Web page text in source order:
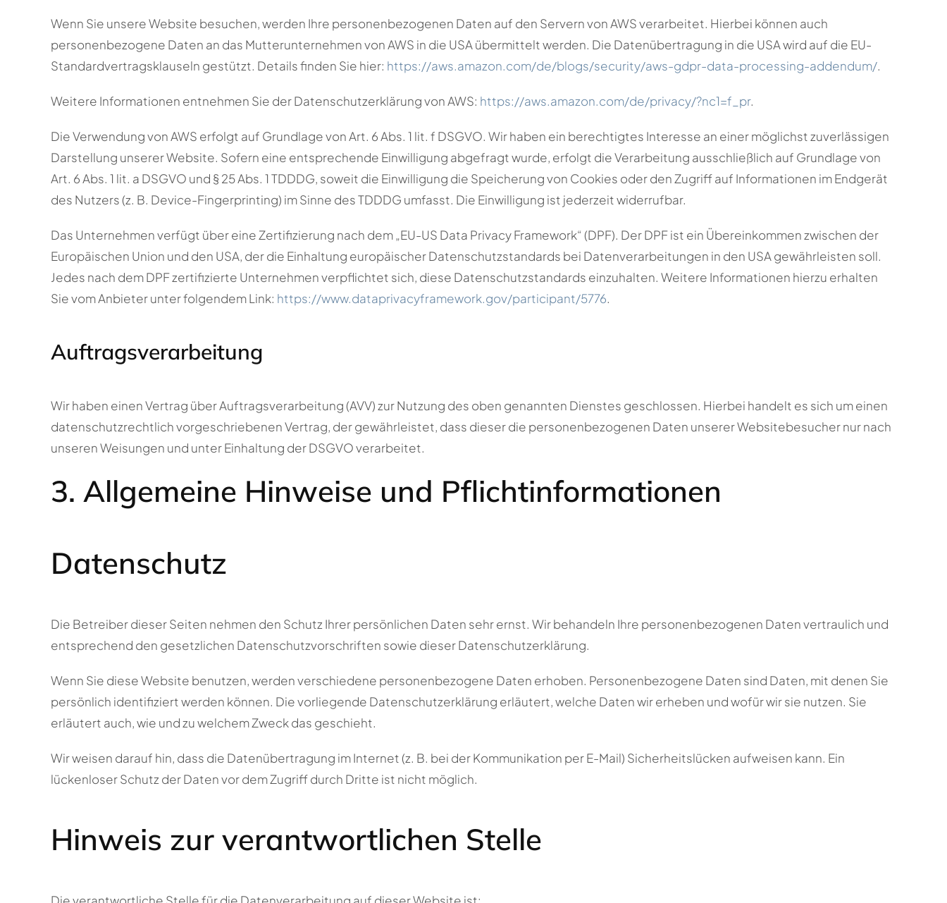
Wenn Sie unsere Website besuchen, werden Ihre personenbezogenen Daten auf den Servern von AWS verarbeitet. Hierbei können auch
personenbezogene Daten an das Mutterunternehmen von AWS in die USA übermittelt werden. Die Datenübertragung in die USA wird auf die EU-
Standardvertragsklauseln gestützt. Details finden Sie hier: https://aws.amazon.com/de/blogs/security/aws-gdpr-data-processing-addendum/.
Weitere Informationen entnehmen Sie der Datenschutzerklärung von AWS: https://aws.amazon.com/de/privacy/?nc1=f_pr.
Die Verwendung von AWS erfolgt auf Grundlage von Art. 6 Abs. 1 lit. f DSGVO. Wir haben ein berechtigtes Interesse an einer möglichst zuverlässigen
Darstellung unserer Website. Sofern eine entsprechende Einwilligung abgefragt wurde, erfolgt die Verarbeitung ausschließlich auf Grundlage von
Art. 6 Abs. 1 lit. a DSGVO und § 25 Abs. 1 TDDDG, soweit die Einwilligung die Speicherung von Cookies oder den Zugriff auf Informationen im Endgerät
des Nutzers (z. B. Device-Fingerprinting) im Sinne des TDDDG umfasst. Die Einwilligung ist jederzeit widerrufbar.
Das Unternehmen verfügt über eine Zertifizierung nach dem „EU-US Data Privacy Framework“ (DPF). Der DPF ist ein Übereinkommen zwischen der
Europäischen Union und den USA, der die Einhaltung europäischer Datenschutzstandards bei Datenverarbeitungen in den USA gewährleisten soll.
Jedes nach dem DPF zertifizierte Unternehmen verpflichtet sich, diese Datenschutzstandards einzuhalten. Weitere Informationen hierzu erhalten
Sie vom Anbieter unter folgendem Link: https://www.dataprivacyframework.gov/participant/5776.
Auftragsverarbeitung
Wir haben einen Vertrag über Auftragsverarbeitung (AVV) zur Nutzung des oben genannten Dienstes geschlossen. Hierbei handelt es sich um einen
datenschutzrechtlich vorgeschriebenen Vertrag, der gewährleistet, dass dieser die personenbezogenen Daten unserer Websitebesucher nur nach
unseren Weisungen und unter Einhaltung der DSGVO verarbeitet.
3. Allgemeine Hinweise und Pflicht­informationen
Datenschutz
Die Betreiber dieser Seiten nehmen den Schutz Ihrer persönlichen Daten sehr ernst. Wir behandeln Ihre personenbezogenen Daten vertraulich und
entsprechend den gesetzlichen Datenschutzvorschriften sowie dieser Datenschutzerklärung.
Wenn Sie diese Website benutzen, werden verschiedene personenbezogene Daten erhoben. Personenbezogene Daten sind Daten, mit denen Sie
persönlich identifiziert werden können. Die vorliegende Datenschutzerklärung erläutert, welche Daten wir erheben und wofür wir sie nutzen. Sie
erläutert auch, wie und zu welchem Zweck das geschieht.
Wir weisen darauf hin, dass die Datenübertragung im Internet (z. B. bei der Kommunikation per E-Mail) Sicherheitslücken aufweisen kann. Ein
lückenloser Schutz der Daten vor dem Zugriff durch Dritte ist nicht möglich.
Hinweis zur verantwortlichen Stelle